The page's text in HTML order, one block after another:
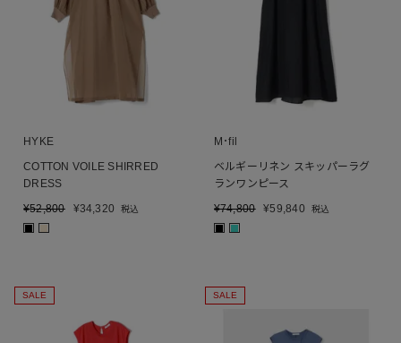
HYKE
COTTON VOILE SHIRRED
DRESS
¥52,800 ¥34,320 税込
■
M･fil
ベルギーリネン スキッパーラグ
ランワンピース
¥74,800 ¥59,840 税込
■ ■
SALE SALE